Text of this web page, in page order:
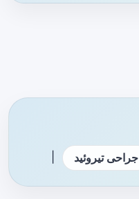
جراحی تیروئید